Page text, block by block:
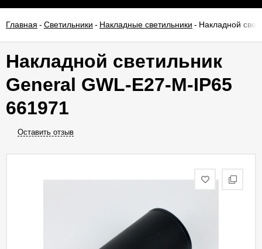
О
Главная - Светильники - Накладные светильники - Накладной
Накладной светильник
General GWL-E27-M-IP65
661971
Оставить отзыв